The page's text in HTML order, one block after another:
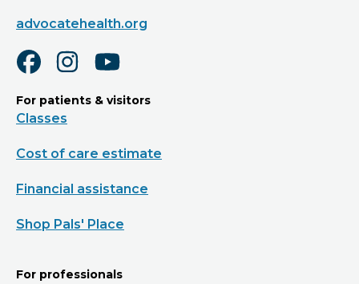
advocatehealth.org
For patients & visitors
Classes
Cost of care estimate
Financial assistance
Shop Pals' Place
For professionals